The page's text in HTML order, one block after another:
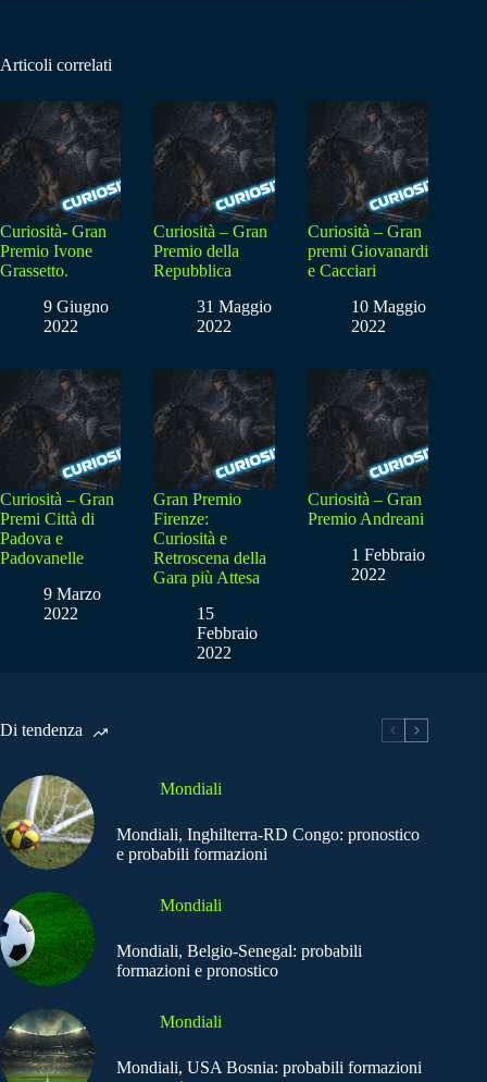
Articoli correlati
Curiosità- Gran
Premio Ivone
Grassetto.
9 Giugno
2022
Curiosità – Gran
Premio della
Repubblica
31 Maggio
2022
Curiosità – Gran
premi Giovanardi
e Cacciari
10 Maggio
2022
Curiosità – Gran
Premi Città di
Padova e
Padovanelle
9 Marzo
2022
Gran Premio
Firenze:
Curiosità e
Retroscena della
Gara più Attesa
15
Febbraio
2022
Curiosità – Gran
Premio Andreani
1 Febbraio
2022
Di tendenza
Mondiali
Mondiali, Inghilterra-RD Congo: pronostico
e probabili formazioni
Mondiali
Mondiali, Belgio-Senegal: probabili
formazioni e pronostico
Mondiali
Mondiali, USA Bosnia: probabili formazioni